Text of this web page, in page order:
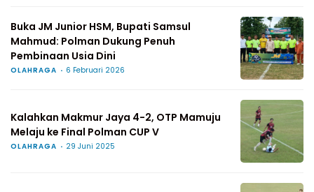
Buka JM Junior HSM, Bupati Samsul
Mahmud: Polman Dukung Penuh
Pembinaan Usia Dini
OLAHRAGA 6 Februari 2026
Kalahkan Makmur Jaya 4-2, OTP Mamuju
Melaju ke Final Polman CUP V
OLAHRAGA 29 Juni 2025